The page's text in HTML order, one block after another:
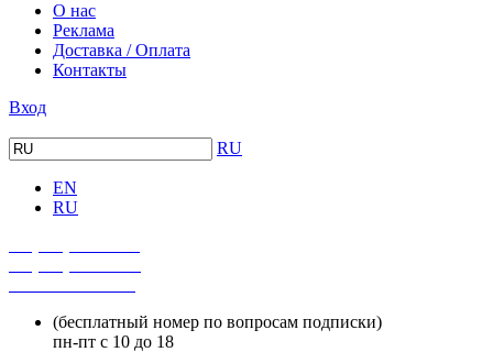
О нас
Реклама
Доставка / Оплата
Контакты
Вход
RU
EN
RU
(бесплатный номер по вопросам подписки)
пн-пт с 10 до 18